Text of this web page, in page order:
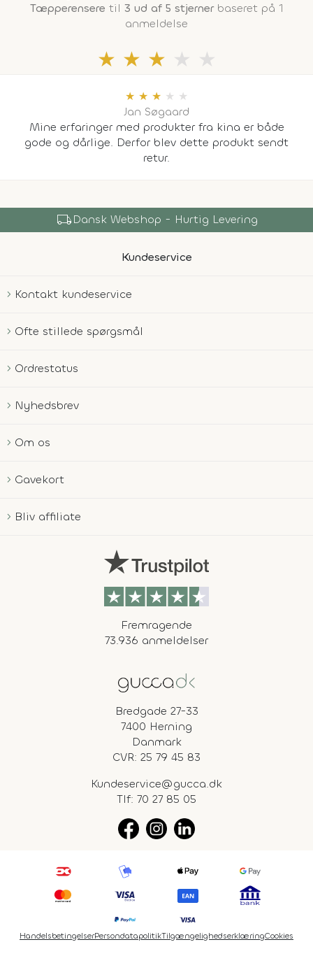
Tæpperensere til 3 ud af 5 stjernerbaseret på 1
anmeldelse
★ ★ ★ ★ ★
★ ★ ★ ★ ★
Jan Søgaard
Mine erfaringer med produkter fra kina er både
gode og dårlige. Derfor blev dette produkt sendt
retur.
local_shippingDansk Webshop - Hurtig Levering
Kundeservice
Kontakt kundeservice
Ofte stillede spørgsmål
Ordrestatus
Nyhedsbrev
Om os
Gavekort
Bliv affiliate
Fremragende
73.936 anmeldelser
Bredgade 27-33
7400 Herning
Danmark
CVR: 25 79 45 83
Kundeservice@gucca.dk
Tlf: 70 27 85 05
HandelsbetingelserPersondatapolitikTilgængelighedserklæringCookies